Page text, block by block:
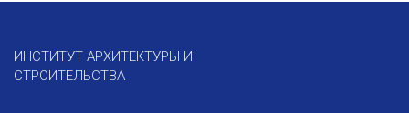
ИНСТИТУТ АРХИТЕКТУРЫ И
СТРОИТЕЛЬСТВА